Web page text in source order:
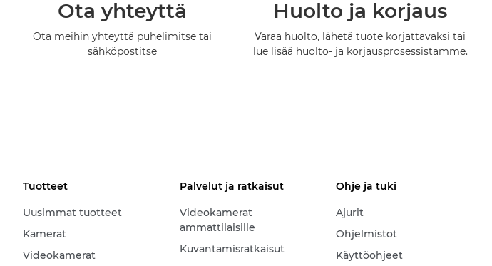
Ota yhteyttä
Ota meihin yhteyttä puhelimitse tai
sähköpostitse
Huolto ja korjaus
Varaa huolto, lähetä tuote korjattavaksi tai
lue lisää huolto- ja korjausprosessistamme.
Tuotteet
Uusimmat tuotteet
Kamerat
Videokamerat
Palvelut ja ratkaisut
Videokamerat
ammattilaisille
Kuvantamisratkaisut
Ohje ja tuki
Ajurit
Ohjelmistot
Käyttöohjeet